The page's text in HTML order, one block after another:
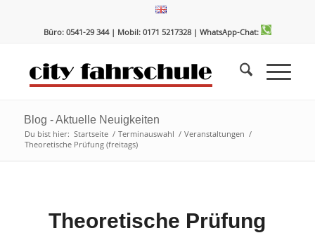
Büro: 0541-29 344 | Mobil: 0171 5217328 | WhatsApp-Chat:
Blog - Aktuelle Neuigkeiten
Du bist hier: Startseite / Terminauswahl / Veranstaltungen /
Theoretische Prüfung (freitags)
Theoretische Prüfung